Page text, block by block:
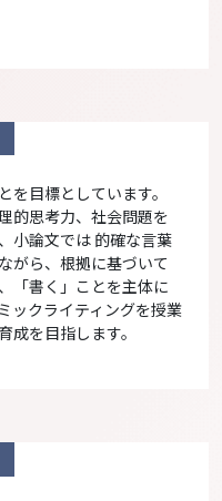
目標としています。
的思考力、社会問題を
小論文では 的確な言葉
がら、根拠に基づいて
「書く」ことを主体に
ックライティングを授業
を目指します。